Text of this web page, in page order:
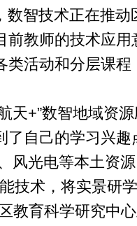
智技术正在推动
教师的技术应
活动和分层课
天+”数智地域资
自己的学习兴趣
风光电等本土资
技术，将实景研
教育科学研究中